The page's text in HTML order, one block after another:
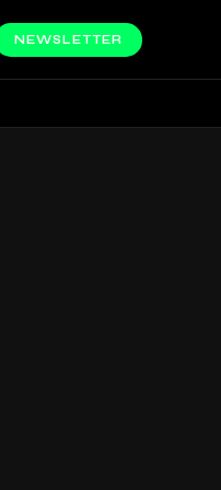
NEWSLETTER